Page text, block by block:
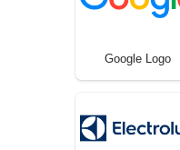
Google Logo